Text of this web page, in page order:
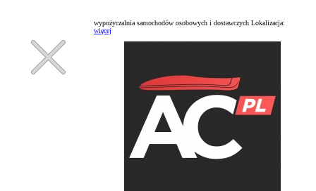
wypożyczalnia samochodów osobowych i dostawczych Lokalizacja:
więcej